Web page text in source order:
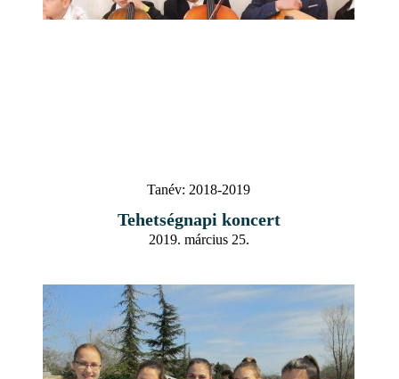
Tanév: 2018-2019
Tehetségnapi koncert
2019. március 25.